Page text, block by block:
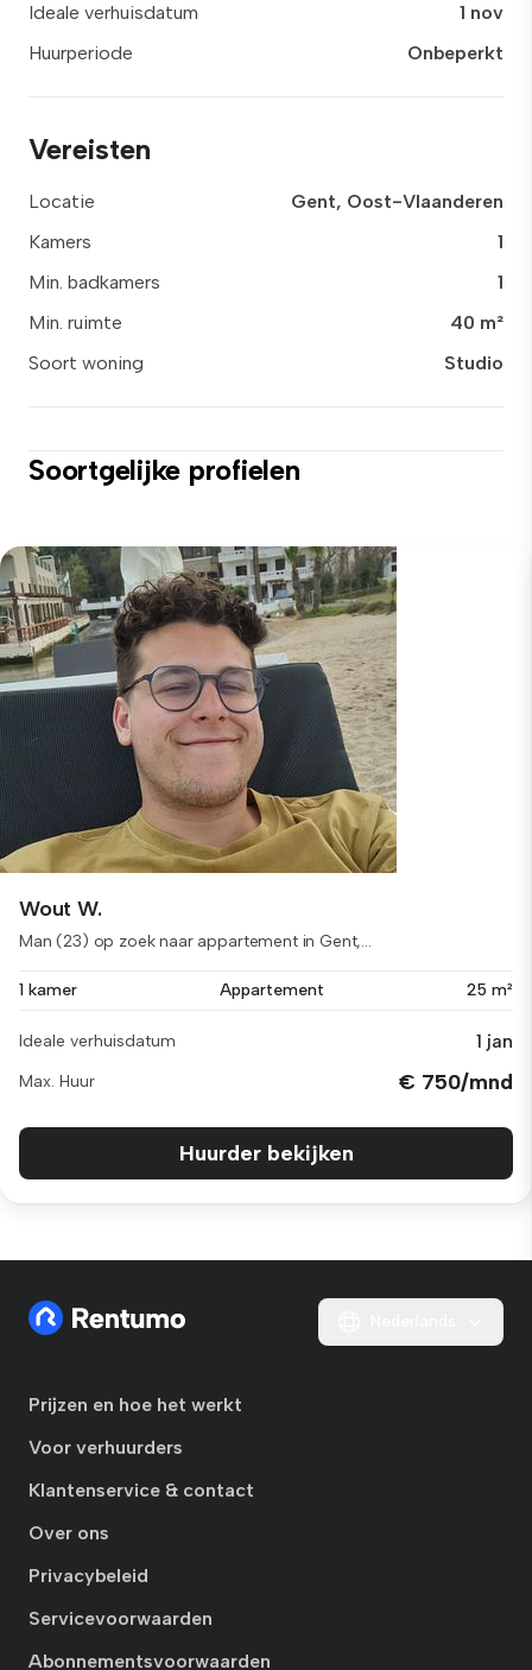
Ideale verhuisdatum
1 nov
Huurperiode
Onbeperkt
Vereisten
Locatie
Gent, Oost-Vlaanderen
Kamers
1
Min. badkamers
1
Min. ruimte
40 m²
Soort woning
Studio
Soortgelijke profielen
Wout W.
Man (23) op zoek naar appartement in Gent,...
1 kamer Appartement 25 m²
Ideale verhuisdatum 1 jan
Max. Huur € 750/mnd
Huurder bekijken
Prijzen en hoe het werkt
Voor verhuurders
Klantenservice & contact
Over ons
Privacybeleid
Servicevoorwaarden
Abonnementsvoorwaarden